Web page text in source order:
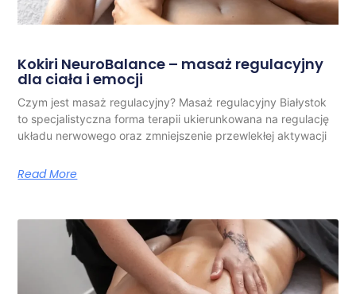
Kokiri NeuroBalance – masaż regulacyjny
dla ciała i emocji
Czym jest masaż regulacyjny? Masaż regulacyjny Białystok
to specjalistyczna forma terapii ukierunkowana na regulację
układu nerwowego oraz zmniejszenie przewlekłej aktywacji
Read More